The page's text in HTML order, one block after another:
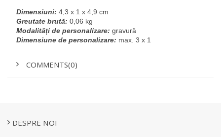
Dimensiuni:4,3 x 1 x 4,9 cm
Greutate brută: 0,06 kg
Modalități de personalizare: gravură
Dimensiune de personalizare: max. 3 x 1
COMMENTS(0)
DESPRE NOI